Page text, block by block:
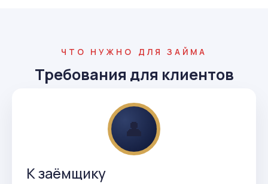
ЧТО НУЖНО ДЛЯ ЗАЙМА
Требования для клиентов
👤
К заёмщику